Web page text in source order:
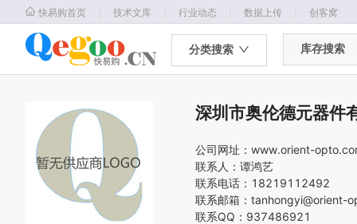
快易购首页 技术文库 行业动态 数据上传 创客窝
分类搜索 库存搜索
深圳市奥伦德元器件
公司网址： www.orient-
联系人： 谭鸿艺
联系电话： 18219112492
联系邮箱： tanhongyi@orient-
联系QQ： 937486921